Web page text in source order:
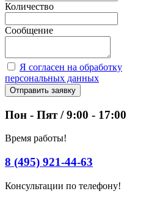
Количество
Сообщение
Я согласен на обработку
персональных данных
Отправить заявку
Пон - Пят / 9:00 - 17:00
Время работы!
8 (495) 921-44-63
Консультации по телефону!